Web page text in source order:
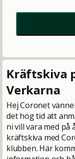
Kräftskiva
Verkarna
Hej Coronet
det hög tid att
ni vill vara med på
kräftskiva med
klubben. Här